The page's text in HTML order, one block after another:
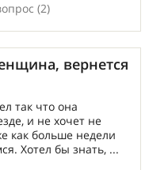
(2)
вернется
так что она
и не хочет не
как больше недели
Хотел бы знать, ...